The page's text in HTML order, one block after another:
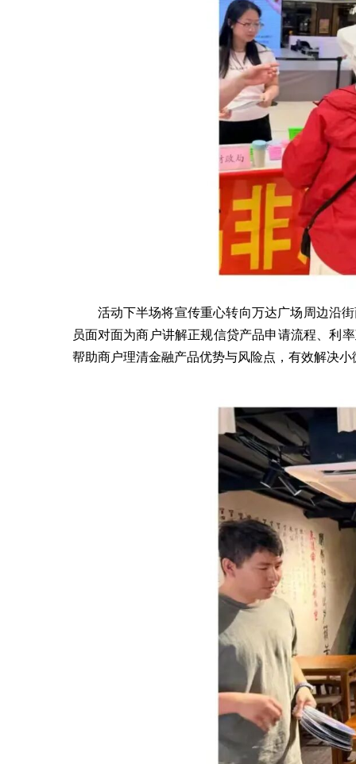
活动下半场将宣传重心转向万达广场周边沿
员面对面为商户讲解正规信贷产品申请流程、利
帮助商户理清金融产品优势与风险点，有效解决